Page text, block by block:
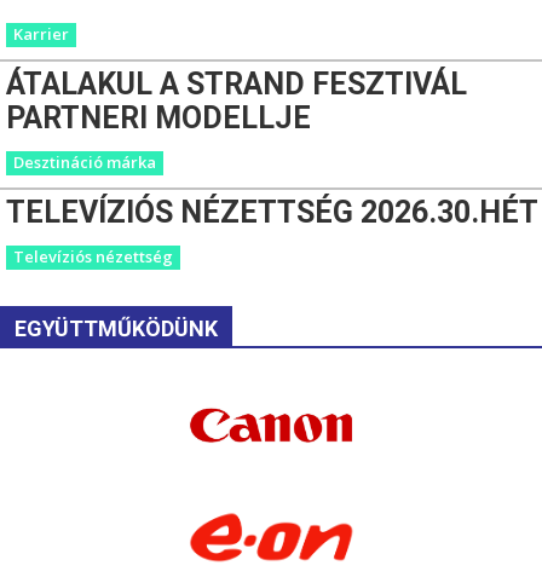
Karrier
ÁTALAKUL A STRAND FESZTIVÁL
PARTNERI MODELLJE
Desztináció márka
TELEVÍZIÓS NÉZETTSÉG 2026.30.HÉT
Televíziós nézettség
EGYÜTTMŰKÖDÜNK